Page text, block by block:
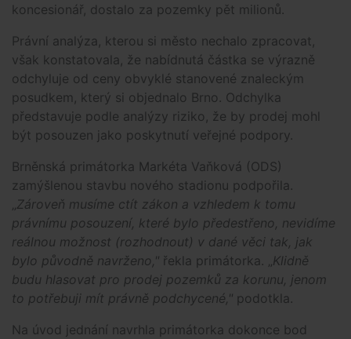
koncesionář, dostalo za pozemky pět milionů.
Právní analýza, kterou si město nechalo zpracovat,
však konstatovala, že nabídnutá částka se výrazně
odchyluje od ceny obvyklé stanovené znaleckým
posudkem, který si objednalo Brno. Odchylka
představuje podle analýzy riziko, že by prodej mohl
být posouzen jako poskytnutí veřejné podpory.
Brněnská primátorka Markéta Vaňková (ODS)
zamýšlenou stavbu nového stadionu podpořila.
Zároveň musíme ctít zákon a vzhledem k tomu
právnímu posouzení, které bylo předestřeno, nevidíme
reálnou možnost (rozhodnout) v dané věci tak, jak
bylo původně navrženo," řekla primátorka. „ Klidně
budu hlasovat pro prodej pozemků za korunu, jenom
to potřebuji mít právně podchycené," podotkla.
Na úvod jednání navrhla primátorka dokonce bod